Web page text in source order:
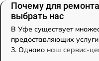
Почему для
выбрать нас
В Уфе существует
предоставляющих
3. Однако наш сервис-